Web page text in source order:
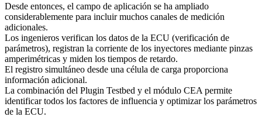
Desde entonces, el campo de aplicación se ha ampliado
considerablemente para incluir muchos canales de medición
adicionales.
Los ingenieros verifican los datos de la ECU (verificación de
parámetros), registran la corriente de los inyectores mediante pinzas
amperimétricas y miden los tiempos de retardo.
El registro simultáneo desde una célula de carga proporciona
información adicional.
La combinación del Plugin Testbed y el módulo CEA permite
identificar todos los factores de influencia y optimizar los parámetros
de la ECU.